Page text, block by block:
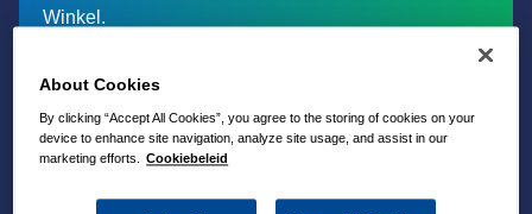
Winkel.
About Cookies
By clicking “Accept All Cookies”, you agree to the storing of cookies on your
device to enhance site navigation, analyze site usage, and assist in our
marketing efforts.
Cookiebeleid